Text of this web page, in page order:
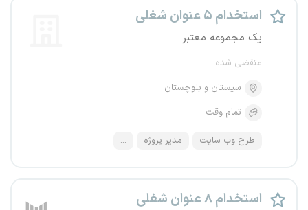
استخدام ۵ عنوان شغلی
یک مجموعه معتبر
منقضی شده
سیستان و بلوچستان
تمام وقت
طراح وب سایت مدیر پروژه ...
استخدام ۸ عنوان شغلی